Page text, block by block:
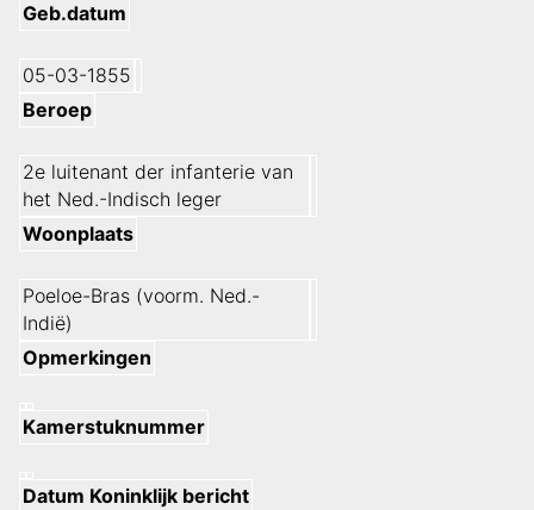
Geb.datum
05-03-1855
Beroep
2e luitenant der infanterie van
het Ned.-Indisch leger
Woonplaats
Poeloe-Bras (voorm. Ned.-
Indië)
Opmerkingen
Kamerstuknummer
Datum Koninklijk bericht